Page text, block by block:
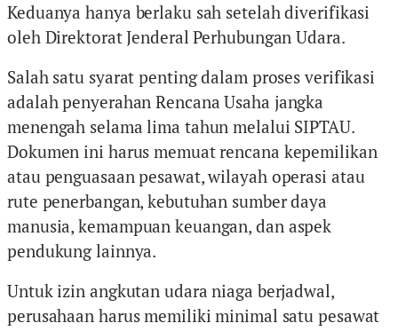
Keduanya hanya berlaku sah setelah diverifikasi
oleh Direktorat Jenderal Perhubungan Udara.
Salah satu syarat penting dalam proses verifikasi
adalah penyerahan Rencana Usaha jangka
menengah selama lima tahun melalui SIPTAU.
Dokumen ini harus memuat rencana kepemilikan
atau penguasaan pesawat, wilayah operasi atau
rute penerbangan, kebutuhan sumber daya
manusia, kemampuan keuangan, dan aspek
pendukung lainnya.
Untuk izin angkutan udara niaga berjadwal,
perusahaan harus memiliki minimal satu pesawat